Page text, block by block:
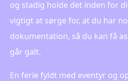
og stadig holde det inden for
vigtigt at sørge for, at du har
dokumentation, så du kan få
går galt.
En ferie fyldt med eventyr og